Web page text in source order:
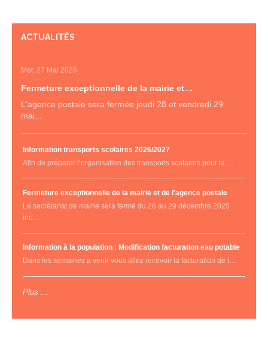
ACTUALITÉS
Mer, 27 Mai 2026
Fermeture exceptionnelle de la mairie et…
L'agence postale sera fermée jeudi 28 et vendredi 29
mai...
Information transports scolaires 2026/2027
Afin de préparer l’organisation des transports scolaires pour la …
Fermeture exceptionnelle de la mairie et de l'agence postale
Le secrétariat de mairie sera fermé du 26 au 29 décembre 2025
inc…
Information à la population : Modification facturation eau potable
Dans les semaines à venir vous allez recevoir la facturation de l…
Plus ...